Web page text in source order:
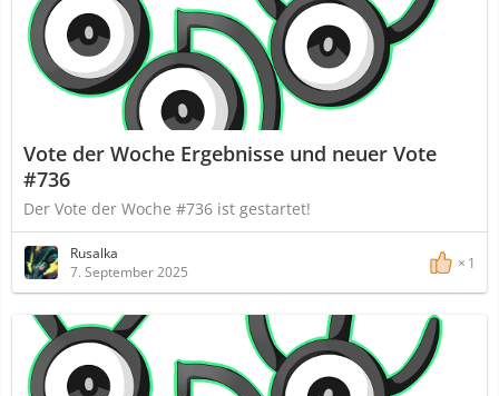
Vote der Woche Ergebnisse und neuer Vote
#736
Der Vote der Woche #736 ist gestartet!
Rusalka
7. September 2025
1